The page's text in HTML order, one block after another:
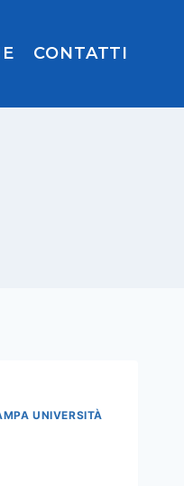
CONTATTI
UNIVERSITÀ